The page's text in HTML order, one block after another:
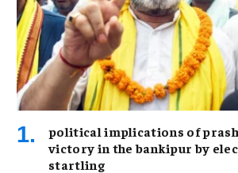
political implications of
victory in the bankipur by
startling